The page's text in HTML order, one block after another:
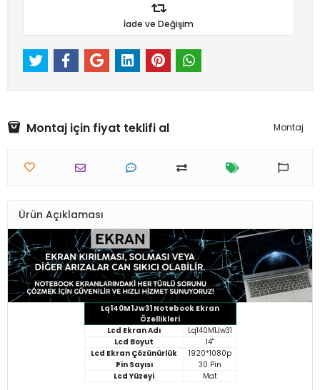
İade ve Değişim
Montaj için fiyat teklifi al Montaj
Ürün Açıklaması
Lq140M1Jw31 Notebook Ekran
Özellikleri
Lcd Ekran Adı
Lq140M1Jw31
Lcd Boyut
14"
Lcd Ekran Çözünürlük
1920*1080p
Pin Sayısı
30 Pin
Lcd Yüzeyi
Mat